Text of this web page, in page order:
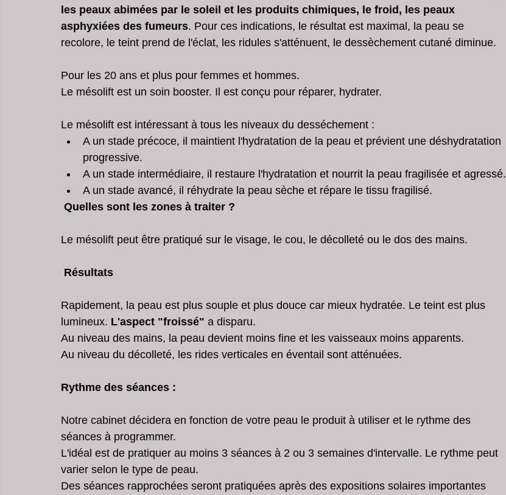
les peaux abimées par le soleil et les produits chimiques, le froid, les peaux
asphyxiées des fumeurs. Pour ces indications, le résultat est maximal, la peau se
recolore, le teint prend de l'éclat, les ridules s'atténuent, le dessèchement cutané diminue.
Pour les 20 ans et plus pour femmes et hommes.
Le mésolift est un soin booster. Il est conçu pour réparer, hydrater.
Le mésolift est intéressant à tous les niveaux du desséchement :
A un stade précoce, il maintient l'hydratation de la peau et prévient une déshydratation
progressive.
A un stade intermédiaire, il restaure l'hydratation et nourrit la peau fragilisée et agressé.
A un stade avancé, il réhydrate la peau sèche et répare le tissu fragilisé.
Quelles sont les zones à traiter ?
Le mésolift peut être pratiqué sur le visage, le cou, le décolleté ou le dos des mains.
Résultats
Rapidement, la peau est plus souple et plus douce car mieux hydratée. Le teint est plus
lumineux. L'aspect "froissé" a disparu.
Au niveau des mains, la peau devient moins fine et les vaisseaux moins apparents.
Au niveau du décolleté, les rides verticales en éventail sont atténuées.
Rythme des séances :
Notre cabinet décidera en fonction de votre peau le produit à utiliser et le rythme des
séances à programmer.
L'idéal est de pratiquer au moins 3 séances à 2 ou 3 semaines d'intervalle. Le rythme peut
varier selon le type de peau.
Des séances rapprochées seront pratiquées après des expositions solaires importantes